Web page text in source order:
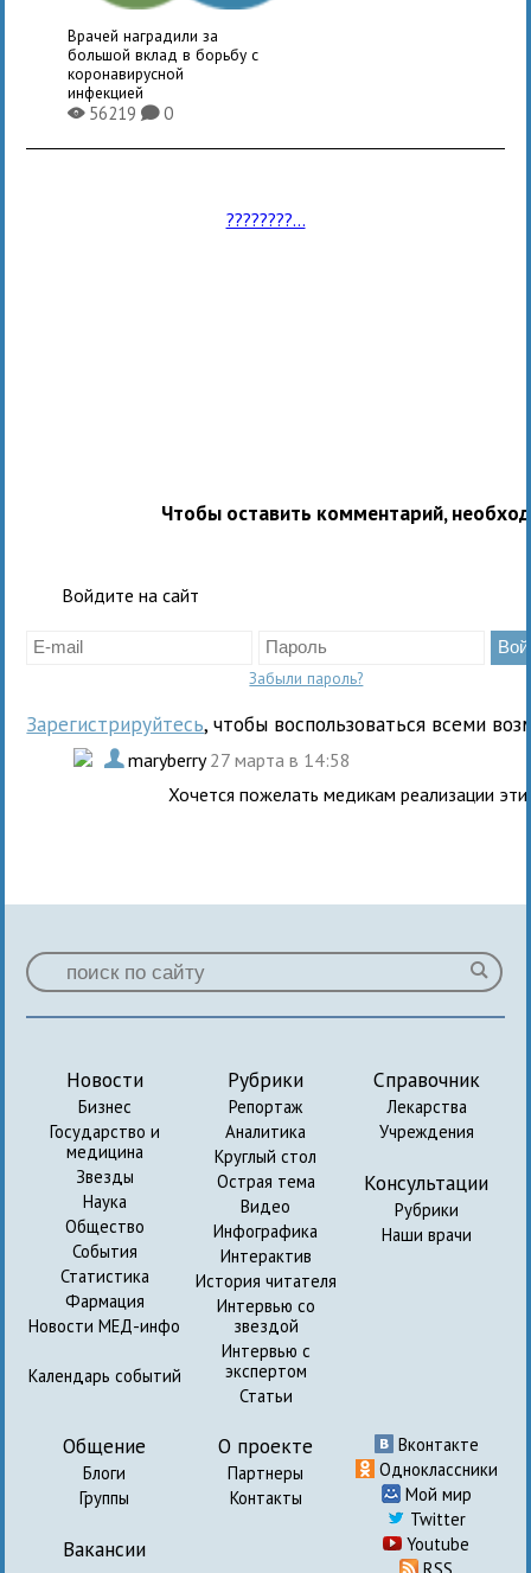
Врачей наградили за
большой вклад в борьбу с
коронавирусной
инфекцией
X56219K0
????????...
Чтобы оставить комментарий,
Войдите на сайт
Забыли пароль?
Зарегистрируйтесь, чтобы воспользоваться всеми
. maryberry27 марта в 14:58
Хочется пожелать медикам реализации
Новости
Бизнес
Государство и
медицина
Звезды
Наука
Общество
События
Статистика
Фармация
Новости МЕД-инфо
Календарь событий
Рубрики
Репортаж
Аналитика
Круглый стол
Острая тема
Видео
Инфографика
Интерактив
История читателя
Интервью со
звездой
Интервью с
экспертом
Статьи
Справочник
Лекарства
Учреждения
Консультации
Рубрики
Наши врачи
Общение
Блоги
Группы
Вакансии
О проекте
Партнеры
Контакты
Вконтакте
Одноклассники
Мой мир
Twitter
Youtube
RSS